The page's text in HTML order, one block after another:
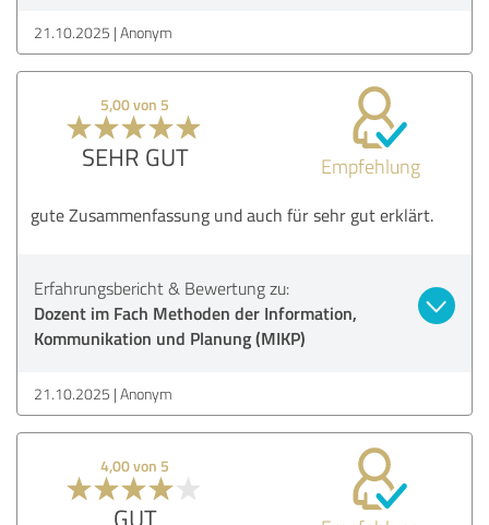
21.10.2025 Anonym
5,00 von 5
SEHR GUT Empfehlung
gute Zusammenfassung und auch für sehr gut erklärt.
Erfahrungsbericht & Bewertung zu:
Dozent im Fach Methoden der Information,
Kommunikation und Planung (MIKP)
21.10.2025 Anonym
4,00 von 5
GUT